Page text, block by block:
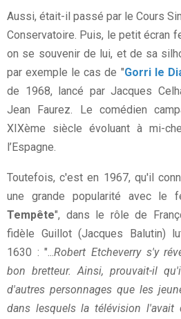
Aussi, était-il passé par le Cours
Conservatoire. Puis, le petit écran
on se souvenir de lui, et de sa
par exemple le cas de "Gorri le
de 1968, lancé par Jacques
Jean Faurez. Le comédien
XIXème siècle évoluant à mi-
l’Espagne.
Toutefois, c'est en 1967, qu'il
une grande popularité avec le
Tempête", dans le rôle de
fidèle Guillot (Jacques Balutin)
1630 : "...Robert Etcheverry s'y
bon bretteur. Ainsi, prouvait-il
d'autres personnages que les
dans lesquels la télévision l'avait